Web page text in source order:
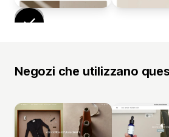
Negozi che utilizzano